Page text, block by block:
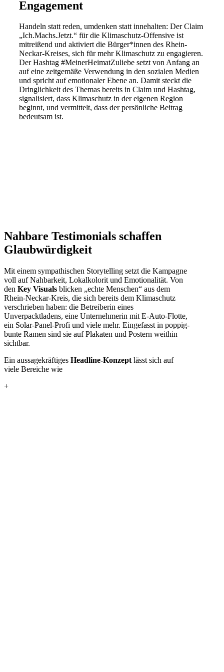
Engagement
Handeln statt reden, umdenken statt innehalten: Der Claim
„Ich.Machs.Jetzt.“ für die Klimaschutz-Offensive ist
mitreißend und aktiviert die Bürger*innen des Rhein-
Neckar-Kreises, sich für mehr Klimaschutz zu engagieren.
Der Hashtag #MeinerHeimatZuliebe setzt von Anfang an
auf eine zeitgemäße Verwendung in den sozialen Medien
und spricht auf emotionaler Ebene an. Damit steckt die
Dringlichkeit des Themas bereits in Claim und Hashtag,
signalisiert, dass Klimaschutz in der eigenen Region
beginnt, und vermittelt, dass der persönliche Beitrag
bedeutsam ist.
Nahbare Testimonials schaffen
Glaubwürdigkeit
Mit einem sympathischen Storytelling setzt die Kampagne
voll auf Nahbarkeit, Lokalkolorit und Emotionalität. Von
den Key Visuals blicken „echte Menschen“ aus dem
Rhein-Neckar-Kreis, die sich bereits dem Klimaschutz
verschrieben haben: die Betreiberin eines
Unverpacktladens, eine Unternehmerin mit E-Auto-Flotte,
ein Solar-Panel-Profi und viele mehr. Eingefasst in poppig-
bunte Ramen sind sie auf Plakaten und Postern weithin
sichtbar.
Ein aussagekräftiges Headline-Konzept lässt sich auf
viele Bereiche wie
+